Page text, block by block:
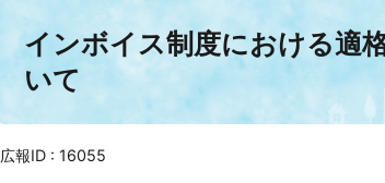
インボイス制度における適
いて
広報ID : 16055